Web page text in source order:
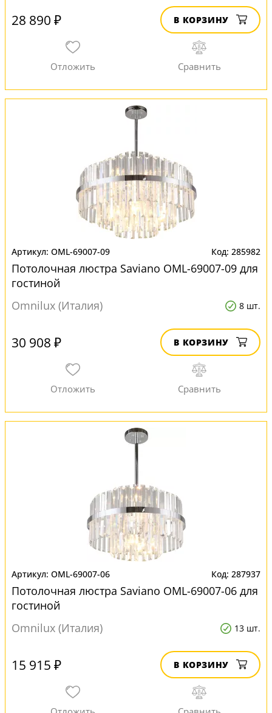
28 890 ₽ В КОРЗИНУ
OML-69007-09 285982
Потолочная люстра Saviano OML-69007-09 для
гостиной
Omnilux (Италия)
8 шт.
30 908 ₽ В КОРЗИНУ
OML-69007-06 287937
Потолочная люстра Saviano OML-69007-06 для
гостиной
Omnilux (Италия)
13 шт.
15 915 ₽ В КОРЗИНУ